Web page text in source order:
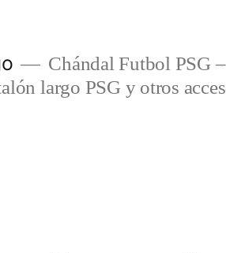
Chándal Futbol PSG
largo PSG y otros